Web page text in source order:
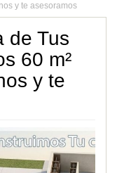
y te asesoramos
de Tus
60 m²
y te